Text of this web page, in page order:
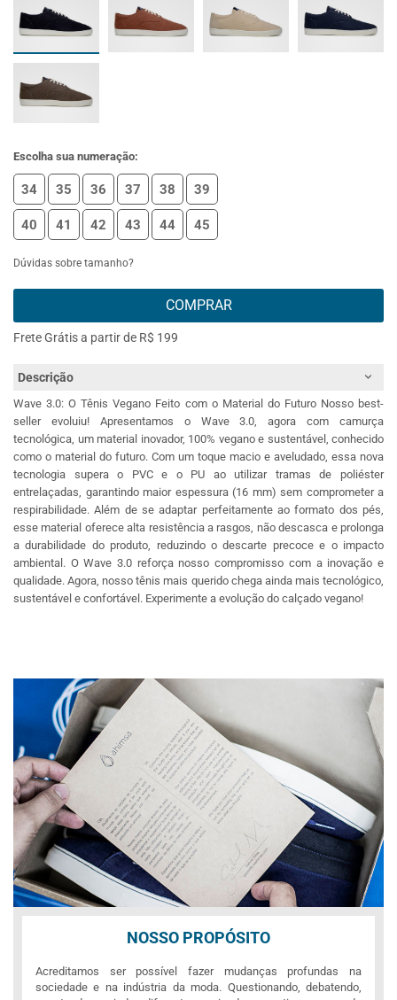
Escolha sua numeração:
34 35 36 37 38 39
40 41 42 43 44 45
Dúvidas sobre tamanho?
COMPRAR
Frete Grátis a partir de R$ 199
Descrição
Wave 3.0: O Tênis Vegano Feito com o Material do Futuro Nosso best-
seller evoluiu! Apresentamos o Wave 3.0, agora com camurça
tecnológica, um material inovador, 100% vegano e sustentável, conhecido
como o material do futuro. Com um toque macio e aveludado, essa nova
tecnologia supera o PVC e o PU ao utilizar tramas de poliéster
entrelaçadas, garantindo maior espessura (16 mm) sem comprometer a
respirabilidade. Além de se adaptar perfeitamente ao formato dos pés,
esse material oferece alta resistência a rasgos, não descasca e prolonga
a durabilidade do produto, reduzindo o descarte precoce e o impacto
ambiental. O Wave 3.0 reforça nosso compromisso com a inovação e
qualidade. Agora, nosso tênis mais querido chega ainda mais tecnológico,
sustentável e confortável. Experimente a evolução do calçado vegano!
NOSSO PROPÓSITO
Acreditamos ser possível fazer mudanças profundas na
sociedade e na indústria da moda. Questionando, debatendo,